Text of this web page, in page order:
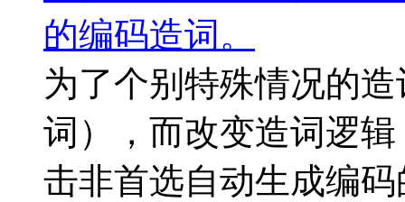
的编码造词。
为了个别特殊情况的
词），而改变造词逻
击非首选自动生成编